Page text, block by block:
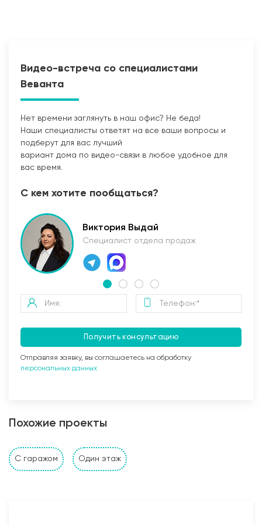
Стены и перегородки дома
1. Наружные и внутренние несущие стены выполнены
Видео-встреча со специалистами
Веванта
Нет времени заглянуть в наш офис? Не беда!
Наши специалисты ответят на все ваши вопросы и
подберут для вас лучший
вариант дома по видео-связи в любое удобное для
вас время.
С кем хотите пообщаться?
Виктория Выдай
Специалист отдела продаж
Получить консультацию
Отправляя заявку, вы соглашаетесь на обработку
персональных данных
Похожие проекты
С гаражом Один этаж